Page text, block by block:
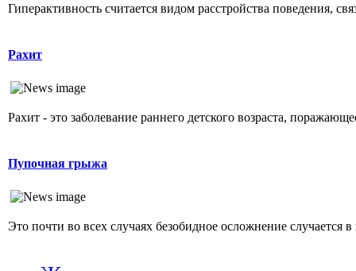
Гиперактивность считается видом расстройства поведения,
Рахит
Рахит - это заболевание раннего детского возраста,
Пупочная грыжа
Это почти во всех случаях безобидное осложнение случается